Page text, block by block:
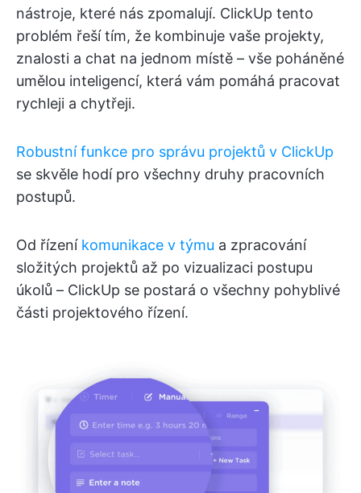
nástroje, které nás zpomalují. ClickUp tento
problém řeší tím, že kombinuje vaše projekty,
znalosti a chat na jednom místě – vše poháněné
umělou inteligencí, která vám pomáhá pracovat
rychleji a chytřeji.
Robustní funkce pro správu projektů v ClickUp
se skvěle hodí pro všechny druhy pracovních
postupů.
Od řízení komunikace v týmu a zpracování
složitých projektů až po vizualizaci postupu
úkolů – ClickUp se postará o všechny pohyblivé
části projektového řízení.